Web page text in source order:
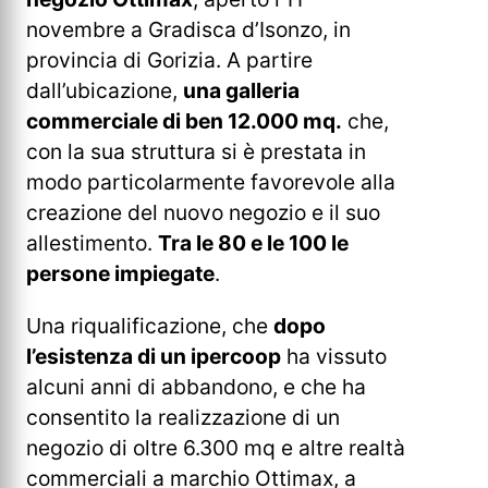
novembre a Gradisca d’Isonzo, in
provincia di Gorizia. A partire
dall’ubicazione, una galleria
commerciale di ben 12.000 mq. che,
con la sua struttura si è prestata in
modo particolarmente favorevole alla
creazione del nuovo negozio e il suo
allestimento. Tra le 80 e le 100 le
persone impiegate.
Una riqualificazione, che dopo
l’esistenza di un ipercoop ha vissuto
alcuni anni di abbandono, e che ha
consentito la realizzazione di un
negozio di oltre 6.300 mq e altre realtà
commerciali a marchio Ottimax, a